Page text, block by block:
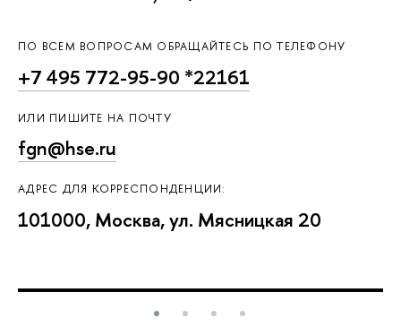
ПО ВСЕМ ВОПРОСАМ ОБРАЩАЙТЕСЬ ПО ТЕЛЕФОНУ
+7 495 772-95-90 *22161
ИЛИ ПИШИТЕ НА ПОЧТУ
fgn@hse.ru
АДРЕС ДЛЯ КОРРЕСПОНДЕНЦИИ:
101000, Москва, ул. Мясницкая 20